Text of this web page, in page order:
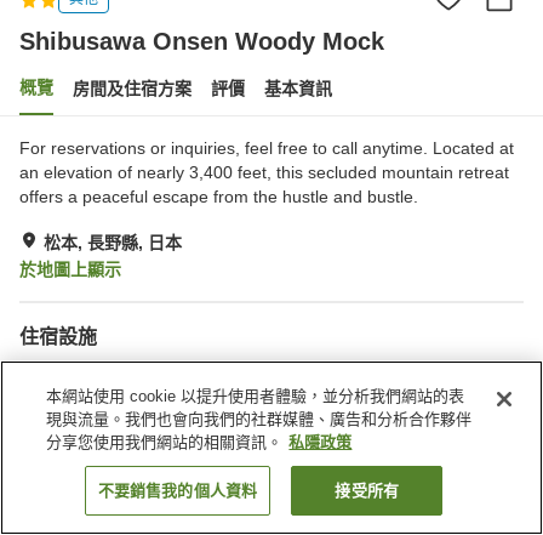
Shibusawa Onsen Woody Mock
概覽 房間及住宿方案 評價 基本資訊
For reservations or inquiries, feel free to call anytime. Located at
an elevation of nearly 3,400 feet, this secluded mountain retreat
offers a peaceful escape from the hustle and bustle.
松本, 長野縣, 日本
於地圖上顯示
住宿設施
商店
多功能室
找客房
本網站使用 cookie 以提升使用者體驗，並分析我們網站的表
現與流量。我們也會向我們的社群媒體、廣告和分析合作夥伴
分享您使用我們網站的相關資訊。
私隱政策
不要銷售我的個人資料 接受所有